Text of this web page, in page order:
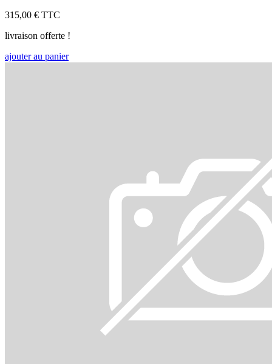
315,00 € TTC
livraison offerte !
ajouter au panier